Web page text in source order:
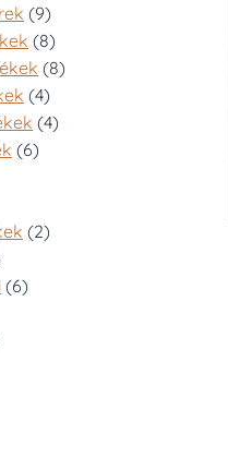
99
termék
88
termék
88
44
termék
44
66
22
66